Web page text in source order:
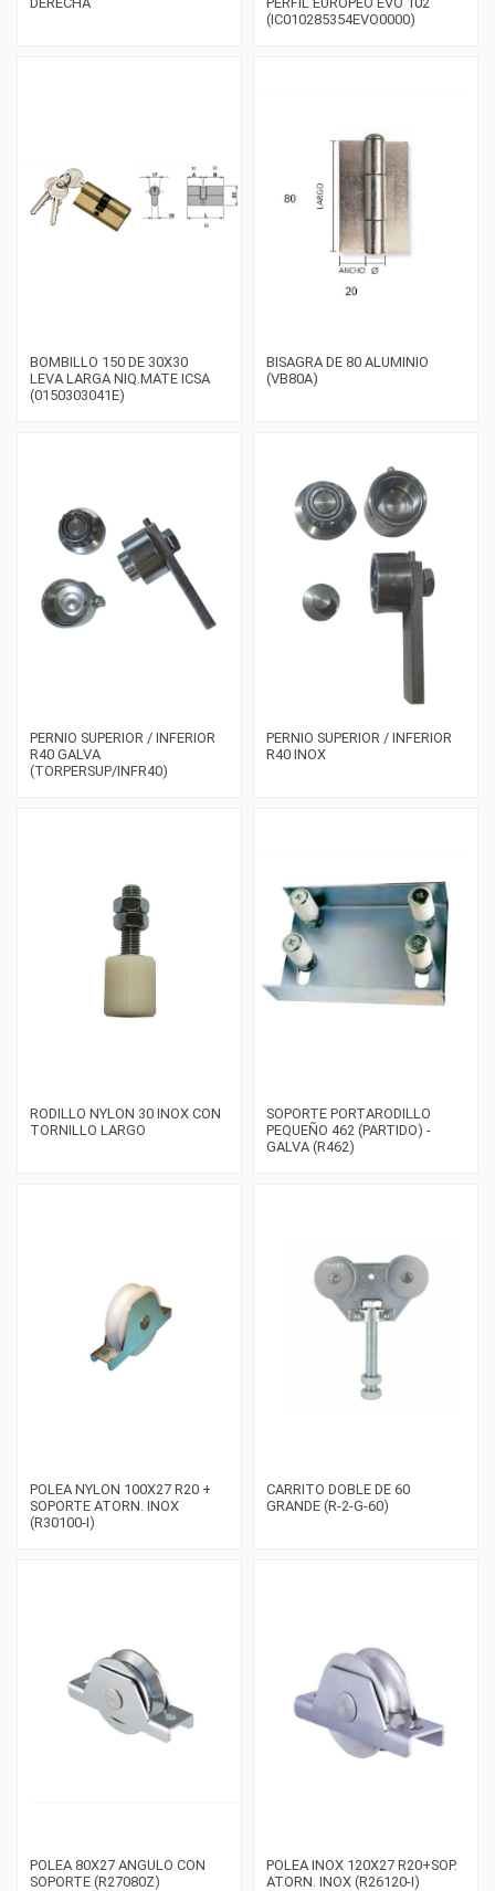
(IC010285354EVO0000)
BOMBILLO 150 DE 30X30
LEVA LARGA NIQ.MATE ICSA
(0150303041E)
BISAGRA DE 80 ALUMINIO
(VB80A)
PERNIO SUPERIOR / INFERIOR
R40 GALVA
(TORPERSUP/INFR40)
PERNIO SUPERIOR / INFERIOR
R40 INOX
RODILLO NYLON 30 INOX CON
TORNILLO LARGO
SOPORTE PORTARODILLO
PEQUEÑO 462 (PARTIDO) -
GALVA (R462)
POLEA NYLON 100X27 R20 +
SOPORTE ATORN. INOX
(R30100-I)
CARRITO DOBLE DE 60
GRANDE (R-2-G-60)
POLEA 80X27 ANGULO CON
SOPORTE (R27080Z)
POLEA INOX 120X27 R20+SOP.
ATORN. INOX (R26120-I)